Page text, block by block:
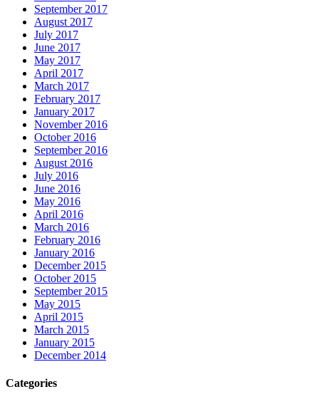
September 2017
August 2017
July 2017
June 2017
May 2017
April 2017
March 2017
February 2017
January 2017
November 2016
October 2016
September 2016
August 2016
July 2016
June 2016
May 2016
April 2016
March 2016
February 2016
January 2016
December 2015
October 2015
September 2015
May 2015
April 2015
March 2015
January 2015
December 2014
Categories